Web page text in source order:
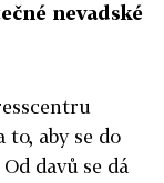
nevadské
aby se do
davů se dá